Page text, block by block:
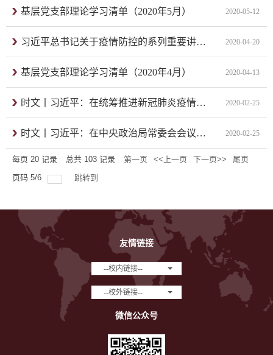
基层党支部理论学习清单（2020年5月） 2020-05-12
习近平总书记关于疫情防控的系列重要讲话精神 2020-04-20
基层党支部理论学习清单（2020年4月） 2020-04-13
时文丨习近平：在统筹推进新冠肺炎疫情防控和经济社会发展工作部署会议上的讲话 2020-02-25
时文丨习近平：在中央政治局常委会会议研究应对新型冠状病毒肺炎疫情工作时的讲话 2020-02-25
每页 20 记录 总共 103 记录 第一页 <<上一页 下一页>>
尾页
页码 5/6 跳转到
友情链接
--校内链接--
--校外链接--
微信公众号